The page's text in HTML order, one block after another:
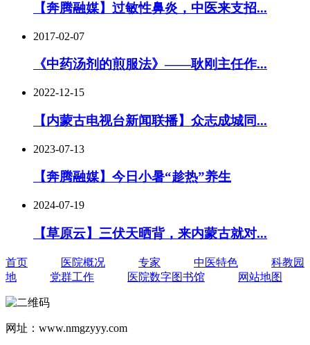
【奔腾融媒】过敏性鼻炎，中医来支招...
2017-02-07
《中药汤剂的煎服法》——耿刚主任作...
2022-12-15
【内蒙古电视台新闻联播】众志成城同...
2023-07-13
【奔腾融媒】今日小暑“趁热”养生
2024-07-19
【草原云】三伏天晒背，来内蒙古就对...
首页 医院概况 专家 中医特色
科教园
地
党群工作 医院数字图书馆 网站地图
网址：www.nmgzyyy.com